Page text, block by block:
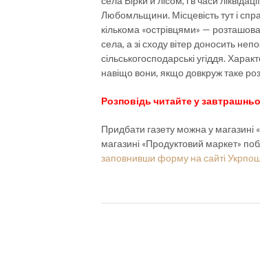
Любомльщини. Місцевість тут і
кількома «острівцями» —
села, а зі сходу вітер доносить
сільськогосподарські угіддя.
навіщо вони, якщо довкруж таке
Розповідь читайте у
Придбати газету можна у магазині
магазині «Продуктовий маркет»
заповнивши форму на сайті